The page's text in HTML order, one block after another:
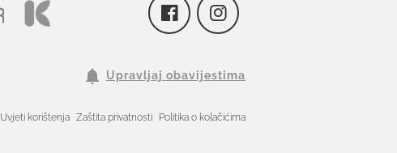
Upravljaj obavijestima
Uvjeti korištenja Zaštita privatnosti Politika o kolačićima